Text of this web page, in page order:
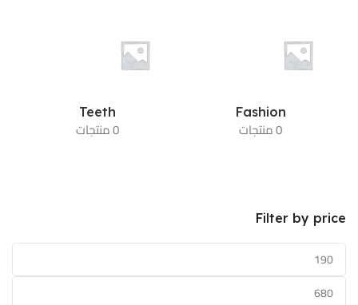
Fashion
0 منتجات
Teeth
0 منتجات
Filter by price